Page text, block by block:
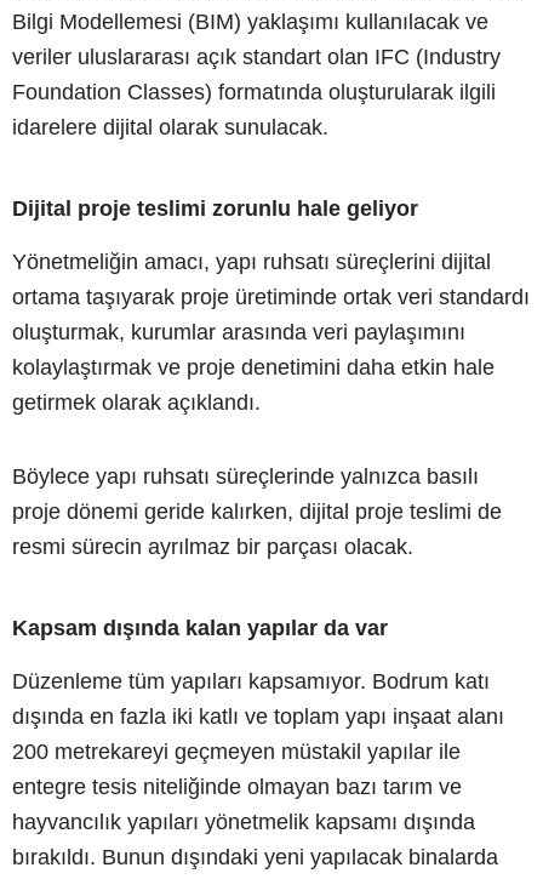
Bilgi Modellemesi (BIM) yaklaşımı kullanılacak ve
veriler uluslararası açık standart olan IFC (Industry
Foundation Classes) formatında oluşturularak ilgili
idarelere dijital olarak sunulacak.
Dijital proje teslimi zorunlu hale geliyor
Yönetmeliğin amacı, yapı ruhsatı süreçlerini dijital
ortama taşıyarak proje üretiminde ortak veri standardı
oluşturmak, kurumlar arasında veri paylaşımını
kolaylaştırmak ve proje denetimini daha etkin hale
getirmek olarak açıklandı.
Böylece yapı ruhsatı süreçlerinde yalnızca basılı
proje dönemi geride kalırken, dijital proje teslimi de
resmi sürecin ayrılmaz bir parçası olacak.
Kapsam dışında kalan yapılar da var
Düzenleme tüm yapıları kapsamıyor. Bodrum katı
dışında en fazla iki katlı ve toplam yapı inşaat alanı
200 metrekareyi geçmeyen müstakil yapılar ile
entegre tesis niteliğinde olmayan bazı tarım ve
hayvancılık yapıları yönetmelik kapsamı dışında
bırakıldı. Bunun dışındaki yeni yapılacak binalarda